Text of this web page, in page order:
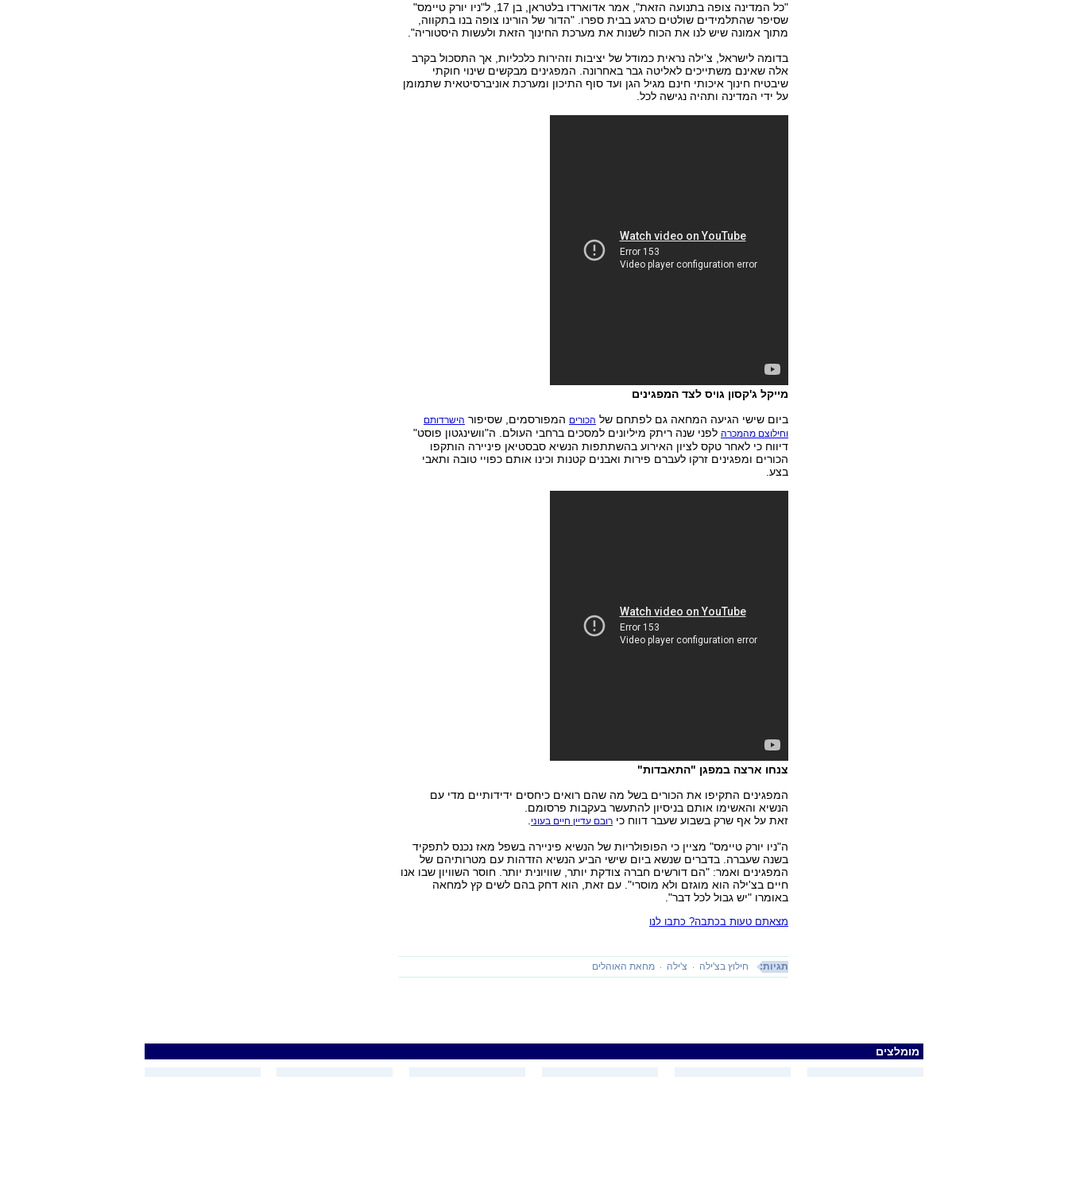
"כל המדינה צופה בתנועה הזאת", אמר אדוארדו בלטראן, בן 17, ל"ניו יורק טיימס"
שסיפר שהתלמידים שולטים כרגע בבית ספרו. "הדור של הורינו צופה בנו בתקווה,
מתוך אמונה שיש לנו את הכוח לשנות את מערכת החינוך הזאת ולעשות היסטוריה".
בדומה לישראל, צ'ילה נראית כמודל של יציבות וזהירות כלכליות, אך התסכול בקרב
אלה שאינם משתייכים לאליטה גבר באחרונה. המפגינים מבקשים שינוי חוקתי
שיבטיח חינוך איכותי חינם מגיל הגן ועד סוף התיכון ומערכת אוניברסיטאית שתמומן
על ידי המדינה ותהיה נגישה לכל.
מייקל ג'קסון גויס לצד המפגינים
ביום שישי הגיעה המחאה גם לפתחם של הכורים המפורסמים, שסיפור הישרדותם
וחילוצם מהמכרהלפני שנה ריתק מיליונים למסכים ברחבי העולם. ה"וושינגטון פוסט"
דיווח כי לאחר טקס לציון האירוע בהשתתפות הנשיא סבסטיאן פיניירה הותקפו
הכורים ומפגינים זרקו לעברם פירות ואבנים קטנות וכינו אותם כפויי טובה ותאבי
בצע.
צנחו ארצה במפגן "התאבדות"
המפגינים התקיפו את הכורים בשל מה שהם רואים כיחסים ידידותיים מדי עם
הנשיא והאשימו אותם בניסיון להתעשר בעקבות פרסומם.
זאת על אף שרק בשבוע שעבר דווח כי רובם עדיין חיים בעוני
ה"ניו יורק טיימס" מציין כי הפופולריות של הנשיא פיניירה בשפל מאז נכנס לתפקיד
בשנה שעברה. בדברים שנשא ביום שישי הביע הנשיא הזדהות עם מטרותיהם של
המפגינים ואמר: "הם דורשים חברה צודקת יותר, שוויונית יותר. חוסר השוויון שבו אנו
חיים בצ'ילה הוא מוגזם ולא מוסרי". עם זאת, הוא דחק בהם לשים קץ למחאה
באומרו "יש גבול לכל דבר".
מצאתם טעות בכתבה? כתבו לנו
תגיות: חילוץ בצ'ילה צ'ילה מחאת האוהלים
מומלצים